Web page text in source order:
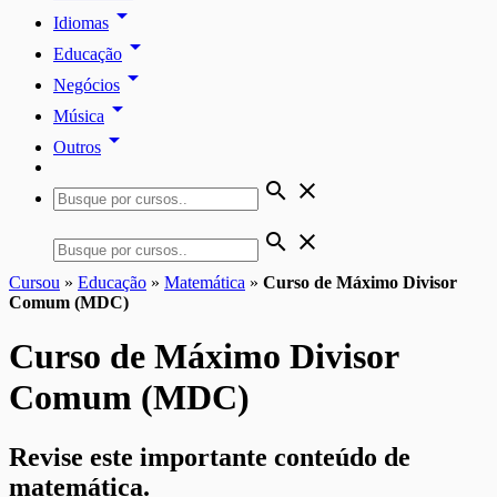
Idiomas arrow_drop_down
Educação arrow_drop_down
Negócios arrow_drop_down
Música arrow_drop_down
Outros arrow_drop_down
search close
search close
Cursou » Educação » Matemática » Curso de Máximo Divisor
Comum (MDC)
Curso de Máximo Divisor
Comum (MDC)
Revise este importante conteúdo de
matemática.